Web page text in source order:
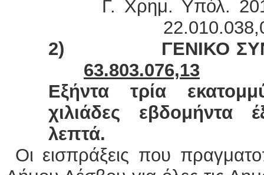
Γ. Χρημ.
2) ΓΕΝΙΚΟ
63.803.076,13
Εξήντα τρία
χιλιάδες εβδομήντα
λεπτά.
Οι εισπράξεις που